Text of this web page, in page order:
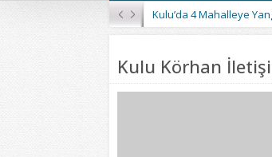
Kulu’da 4 Mahalleye
Kulu Körhan